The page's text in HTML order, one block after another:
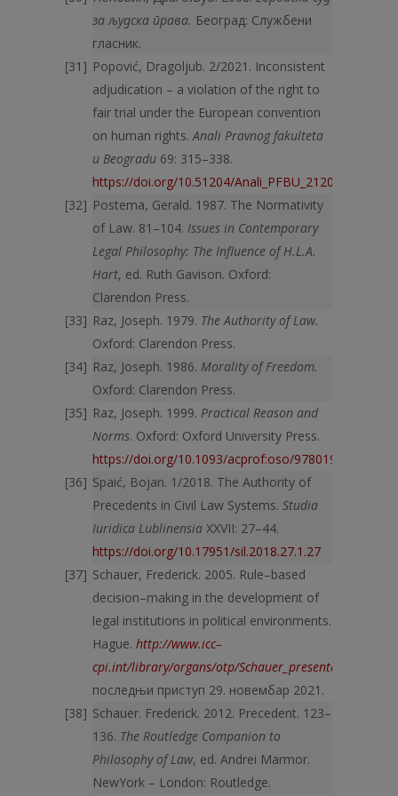
за људска права. Београд: Службени
гласник.
Popović, Dragoljub. 2/2021. Inconsistent
adjudication – a violation of the right to
fair trial under the European convention
on human rights.Anali Pravnog fakulteta
u Beogradu 69: 315–338.
https://doi.org/10.51204/Anali_PFBU_21201A
Postema, Gerald. 1987. The Normativity
of Law. 81–104. Issues in Contemporary
Legal Philosophy: The Influence of H.L.A.
Hart, ed. Ruth Gavison. Oxford:
Clarendon Press.
Raz, Joseph. 1979. The Authority of Law.
Oxford: Clarendon Press.
Raz, Joseph. 1986. Morality of Freedom.
Oxford: Clarendon Press.
Raz, Joseph. 1999. Practical Reason and
Norms. Oxford: Oxford University Press.
https://doi.org/10.1093/acprof:oso/
Spaić, Bojan. 1/2018. The Authority of
Precedents in Civil Law Systems. Studia
Iuridica Lublinensia XXVII: 27–44.
https://doi.org/10.17951/sil.2018.27.1.27
Schauer, Frederick. 2005. Rule–based
decision–making in the develop­ment of
legal institutions in political environments.
Hague. http://www.icc–
cpi.int/library/organs/otp/Schauer_presentation.pdf
последњи при­ступ 29. новембар 2021.
Schauer. Frederick. 2012. Precedent. 123–
136. The Routledge Compa­nion to
Philosophy of Law, ed. Andrei Marmor.
NewYork – London: Routledge.